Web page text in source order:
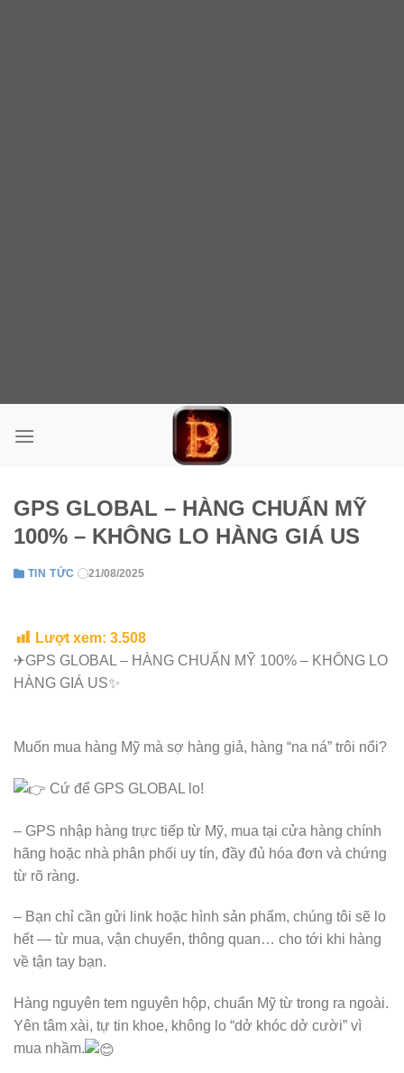
GPS GLOBAL – HÀNG CHUẨN MỸ
100% – KHÔNG LO HÀNG GIÁ US
TIN TỨC 21/08/2025
Lượt xem: 3.508
✈GPS GLOBAL – HÀNG CHUẨN MỸ 100% – KHÔNG LO
HÀNG GIÁ US✨
Muốn mua hàng Mỹ mà sợ hàng giả, hàng “na ná” trôi nổi?
Cứ để GPS GLOBAL lo!
– GPS nhập hàng trực tiếp từ Mỹ, mua tại cửa hàng chính
hãng hoặc nhà phân phối uy tín, đầy đủ hóa đơn và chứng
từ rõ ràng.
– Bạn chỉ cần gửi link hoặc hình sản phẩm, chúng tôi sẽ lo
hết — từ mua, vận chuyển, thông quan… cho tới khi hàng
về tận tay bạn.
Hàng nguyên tem nguyên hộp, chuẩn Mỹ từ trong ra ngoài.
Yên tâm xài, tự tin khoe, không lo “dở khóc dở cười” vì
mua nhầm.